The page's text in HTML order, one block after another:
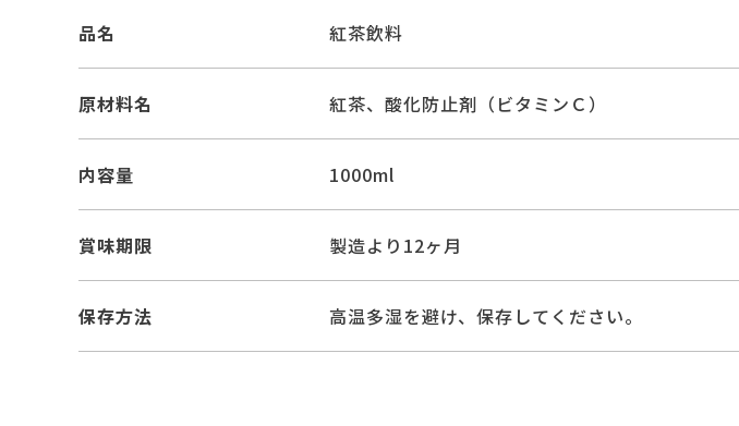
品名 紅茶飲料
原材料名 紅茶、酸化防止剤（ビタミンＣ）
内容量 1000ml
賞味期限 製造より12ヶ月
保存方法 高温多湿を避け、保存してください。